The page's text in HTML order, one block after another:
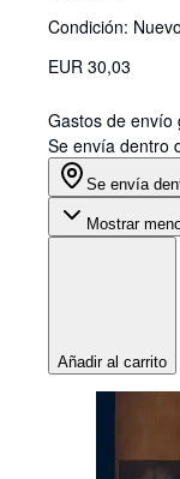
Condición: Nuevo
EUR 30,03
Gastos de envío
Se envía dentro
Se envía
Mostrar
Añadir al carrito